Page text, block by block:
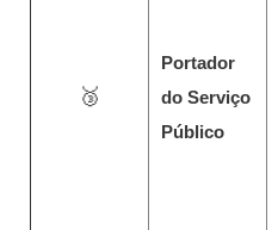
🥉
Portador
do Serviço
Público